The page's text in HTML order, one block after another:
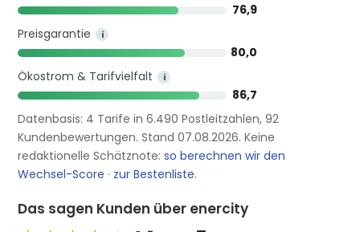
76,9
Preisgarantie
i
80,0
Ökostrom & Tarifvielfalt
i
86,7
Datenbasis: 4 Tarife in 6.490 Postleitzahlen, 92
Kundenbewertungen. Stand 07.08.2026. Keine
redaktionelle Schätznote:so berechnen wir den
Wechsel-Score · zur Bestenliste.
Das sagen Kunden über enercity